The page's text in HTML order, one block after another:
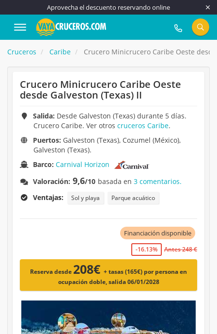
Aprovecha el descuento reservando online
917 815 555
Cruceros Caribe Crucero Minicrucero Caribe Oeste
Crucero Minicrucero Caribe Oeste
desde Galveston (Texas) II
Salida: Desde Galveston (Texas) durante 5 días.
Crucero Caribe. Ver otros cruceros Caribe.
Puertos: Galveston (Texas), Cozumel (México),
Galveston (Texas).
Barco:Carnival Horizon
Valoración: 9,6/10 basada en3 comentarios.
Ventajas:
Sol y playa Parque acuático
Financiación disponible
-16.13% Antes 248 €
Reserva desde 208€ + tasas (165€) por persona en
ocupación doble, salida 06/01/2028